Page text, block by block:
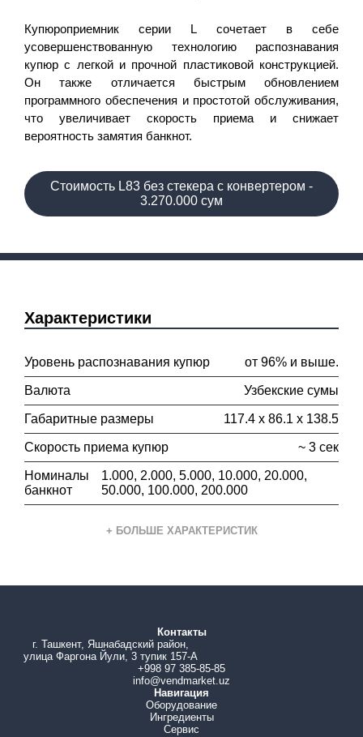
Купюроприемник серии L сочетает в себе
усовершенствованную технологию распознавания
купюр с легкой и прочной пластиковой конструкцией.
Он также отличается быстрым обновлением
программного обеспечения и простотой обслуживания,
что увеличивает скорость приема и снижает
вероятность замятия банкнот.
Стоимость L83 без стекера с конвертером -
3.270.000 сум
Характеристики
Уровень распознавания купюр от 96% и выше.
Валюта Узбекские сумы
Габаритные размеры 117.4 х 86.1 х 138.5
Скорость приема купюр ~ 3 сек
Номиналы
банкнот
1.000, 2.000, 5.000, 10.000, 20.000,
50.000, 100.000, 200.000
+ БОЛЬШЕ ХАРАКТЕРИСТИК
Ширина принимаемых купюр
Контакты
г. Ташкент, Яшнабадский район,
улица Фаргона Йули, 3 тупик 157-А
+998 97 385-85-85
info@vendmarket.uz
Навигация
Оборудование
Ингредиенты
Сервис